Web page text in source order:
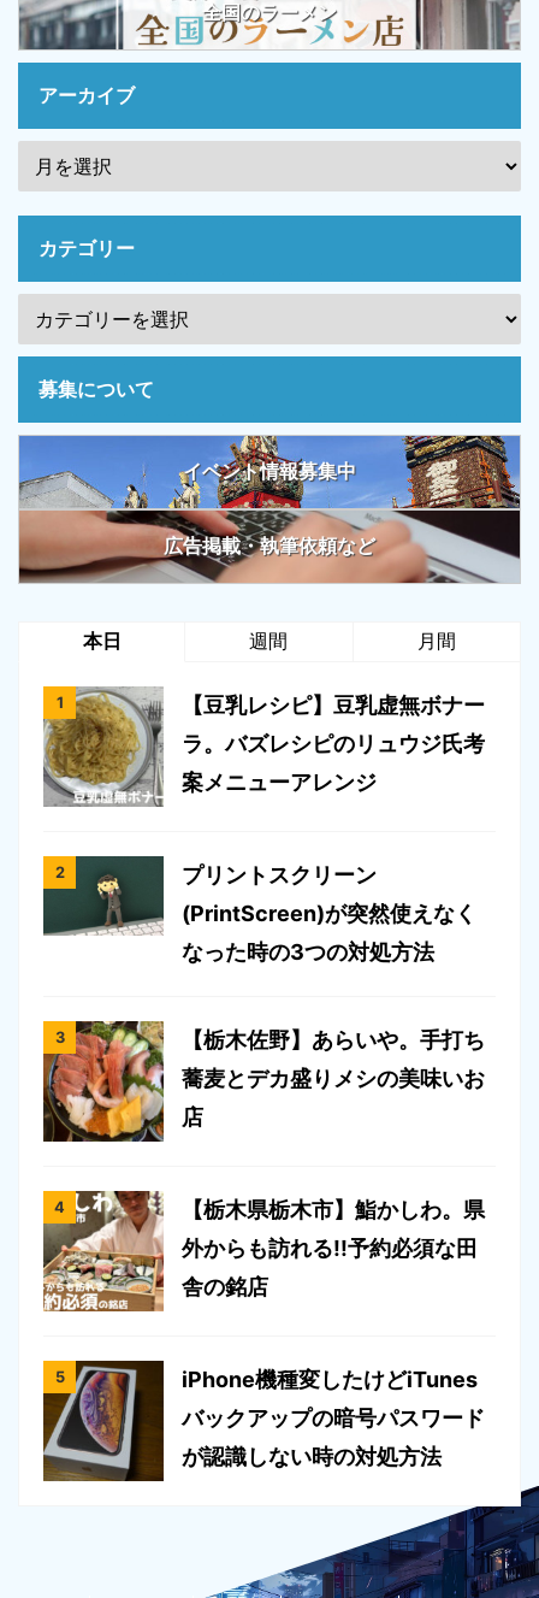
全国のラーメン
アーカイブ
カテゴリー
募集について
イベント情報募集中
広告掲載・執筆依頼など
本日 週間 月間
【豆乳レシピ】豆乳虚無ボナー
ラ。バズレシピのリュウジ氏考
案メニューアレンジ
プリントスクリーン
(PrintScreen)が突然使えなく
なった時の3つの対処方法
【栃木佐野】あらいや。手打ち
蕎麦とデカ盛りメシの美味いお
店
【栃木県栃木市】鮨かしわ。県
外からも訪れる!!予約必須な田
舎の銘店
iPhone機種変したけどiTunes
バックアップの暗号パスワード
が認識しない時の対処方法